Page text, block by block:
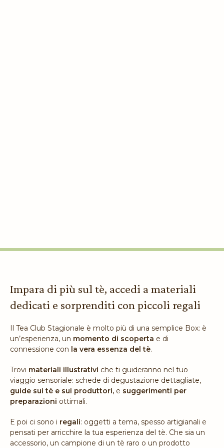
Impara di più sul tè, accedi a materiali
dedicati e sorprenditi con piccoli regali
Il Tea Club Stagionale è molto più di una semplice Box: è
un’esperienza, un momento di scoperta e di
connessione con la vera essenza del tè.
Trovi materiali illustrativi che ti guideranno nel tuo
viaggio sensoriale: schede di degustazione dettagliate,
guide sui tè e sui produttori, e suggerimenti per
preparazioni ottimali.
E poi ci sono i regali: oggetti a tema, spesso artigianali e
pensati per arricchire la tua esperienza del tè. Che sia un
accessorio, un campione di un tè raro o un prodotto